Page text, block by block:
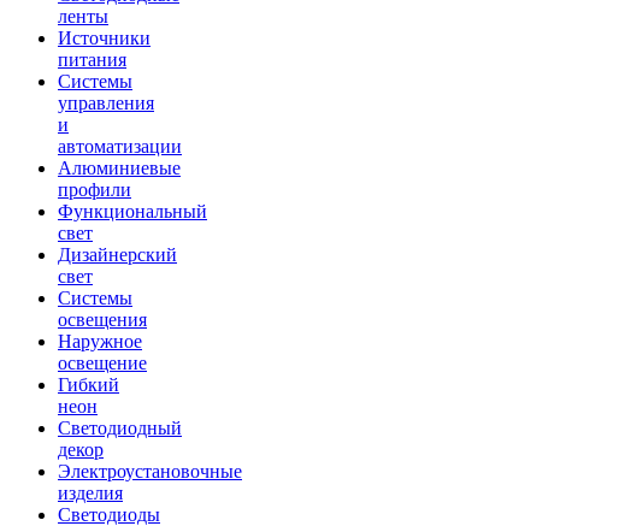
ленты
Источники
питания
Системы
управления
и
автоматизации
Алюминиевые
профили
Функциональный
свет
Дизайнерский
свет
Системы
освещения
Наружное
освещение
Гибкий
неон
Светодиодный
декор
Электроустановочные
изделия
Светодиоды